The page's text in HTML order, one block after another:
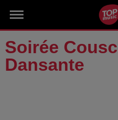
Soirée
Dansante